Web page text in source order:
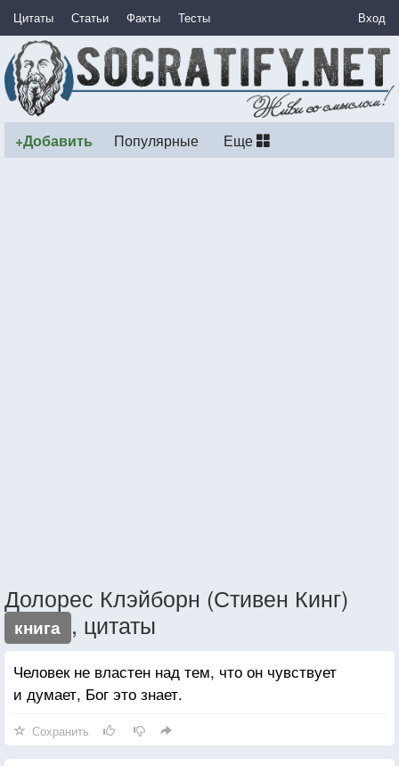
Цитаты Статьи Факты Тесты Вход
+Добавить Популярные Еще
Долорес Клэйборн (Стивен Кинг)
книга , цитаты
Человек не властен над тем, что он чувствует
и думает, Бог это знает.
Сохранить